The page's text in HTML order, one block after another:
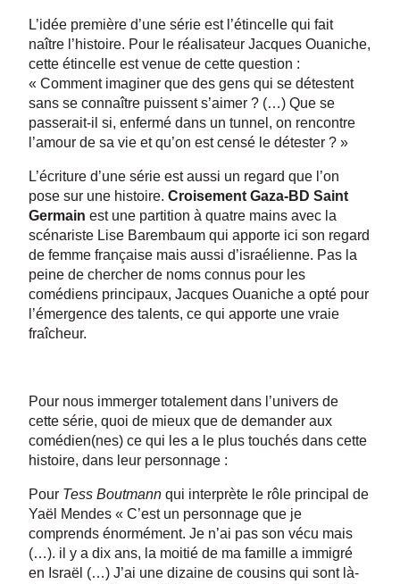
L’idée première d’une série est l’étincelle qui fait
naître l’histoire. Pour le réalisateur Jacques Ouaniche,
cette étincelle est venue de cette question :
« Comment imaginer que des gens qui se détestent
sans se connaître puissent s’aimer ? (…) Que se
passerait-il si, enfermé dans un tunnel, on rencontre
l’amour de sa vie et qu’on est censé le détester ? »
L’écriture d’une série est aussi un regard que l’on
pose sur une histoire. Croisement Gaza-BD Saint
Germain est une partition à quatre mains avec la
scénariste Lise Barembaum qui apporte ici son regard
de femme française mais aussi d’israélienne. Pas la
peine de chercher de noms connus pour les
comédiens principaux, Jacques Ouaniche a opté pour
l’émergence des talents, ce qui apporte une vraie
fraîcheur.
Pour nous immerger totalement dans l’univers de
cette série, quoi de mieux que de demander aux
comédien(nes) ce qui les a le plus touchés dans cette
histoire, dans leur personnage :
Pour Tess Boutmann qui interprète le rôle principal de
Yaël Mendes « C’est un personnage que je
comprends énormément. Je n’ai pas son vécu mais
(…). il y a dix ans, la moitié de ma famille a immigré
en Israël (…) J’ai une dizaine de cousins qui sont là-